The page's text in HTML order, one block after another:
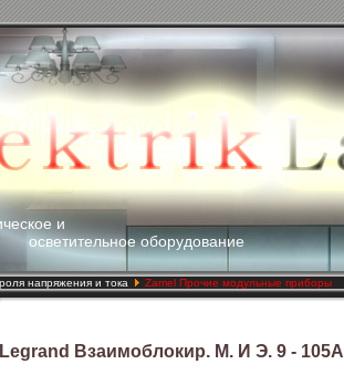
и
осветительное оборудование
напряжения и тока Zamel Прочие модульные приборы
Legrand Взаимоблокир. М. И Э. 9 - 105A